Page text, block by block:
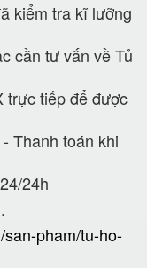
kiểm tra kĩ lưỡng
cần tư vấn về Tủ
trực tiếp để được
Thanh toán khi
24h
pham/tu-ho-